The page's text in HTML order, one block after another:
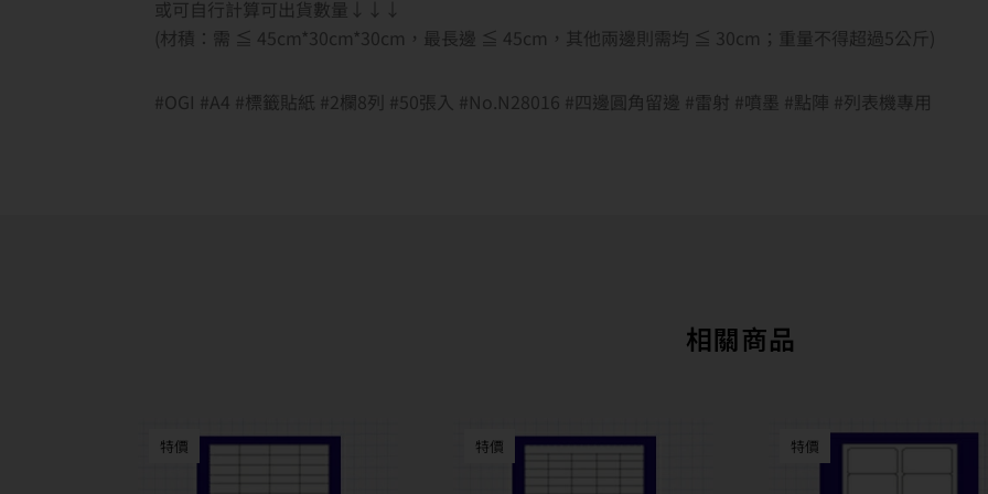
或可自行計算可出貨數量↓↓↓
(材積：需 ≦ 45cm*30cm*30cm，最長邊 ≦ 45cm，其他兩邊則需均 ≦ 30cm；重量不得超過5公斤)
#OGI #A4 #標籤貼紙 #2欄8列 #50張入 #No.N28016 #四邊圓角留邊 #雷射 #噴墨 #點陣 #列表機專用
相關商品
特價 特價 特價